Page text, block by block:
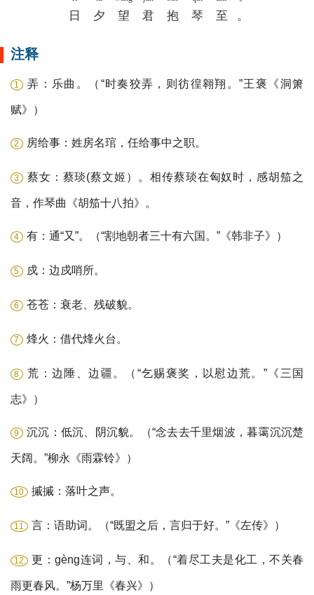
日 夕 望 君 抱 琴 至 。
注释
1 弄：乐曲。（“时奏狡弄，则彷徨翱翔。”王褒《洞箫
赋》）
2 房给事：姓房名琯，任给事中之职。
3 蔡女：蔡琰(蔡文姬）。相传蔡琰在匈奴时，感胡笳之
音，作琴曲《胡笳十八拍》。
4 有：通“又”。（“割地朝者三十有六国。”《韩非子》）
5 戍：边戍哨所。
6 苍苍：衰老、残破貌。
7 烽火：借代烽火台。
8 荒：边陲、边疆。（“乞赐褒奖，以慰边荒。”《三国
志》）
9 沉沉：低沉、阴沉貌。（“念去去千里烟波，暮霭沉沉楚
天阔。”柳永《雨霖铃》）
10 摵摵：落叶之声。
11 言：语助词。（“既盟之后，言归于好。”《左传》）
12 更：gèng连词，与、和。（“着尽工夫是化工，不关春
雨更春风。”杨万里《春兴》）